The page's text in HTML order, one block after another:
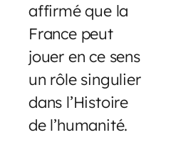
affirmé que la
France peut
jouer en ce sens
un rôle singulier
dans l’Histoire
de l’humanité.